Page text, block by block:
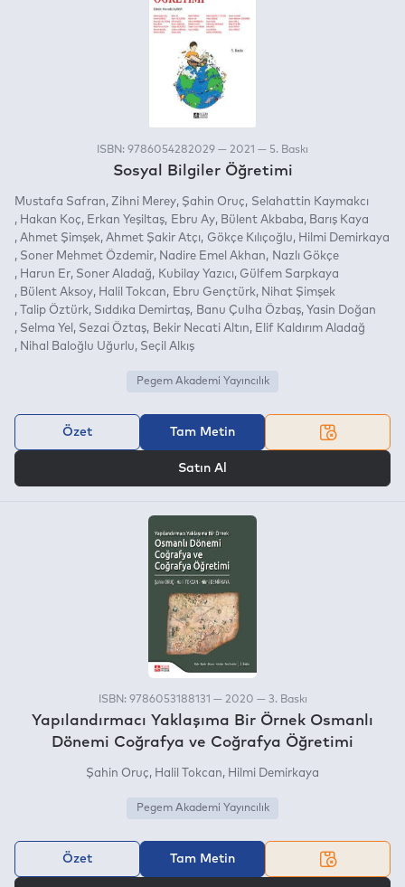
ISBN: 9786054282029 — 2021 — 5. Baskı
Sosyal Bilgiler Öğretimi
Mustafa Safran Zihni Merey Şahin Oruç
Selahattin Kaymakcı
Hakan Koç
Erkan Yeşiltaş Ebru Ay Bülent Akbaba
Barış Kaya
Ahmet Şimşek Ahmet Şakir Atçı Gökçe Kılıçoğlu
Hilmi Demirkaya
Soner Mehmet Özdemir
Nadire Emel Akhan
Nazlı Gökçe
Harun Er Soner Aladağ Kubilay Yazıcı
Gülfem Sarpkaya
Bülent Aksoy
Halil Tokcan Ebru Gençtürk
Nihat Şimşek
Talip Öztürk Sıddıka Demirtaş Banu Çulha Özbaş Yasin Doğan
Selma Yel
Sezai Öztaş Bekir Necati Altın
Elif Kaldırım Aladağ
Nihal Baloğlu Uğurlu
Seçil Alkış
Pegem Akademi Yayıncılık
Özet Tam Metin
Satın Al
ISBN: 9786053188131 — 2020 — 3. Baskı
Yapılandırmacı Yaklaşıma Bir Örnek Osmanlı
Dönemi Coğrafya ve Coğrafya Öğretimi
Şahin Oruç Halil Tokcan Hilmi Demirkaya
Pegem Akademi Yayıncılık
Özet Tam Metin